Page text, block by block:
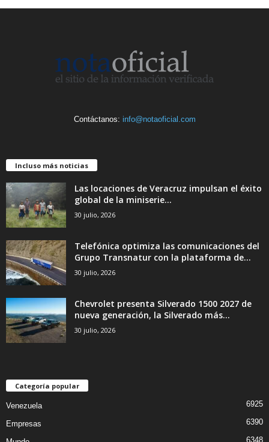
Contáctanos: info@notaoficial.com
Incluso más noticias
Las locaciones de Veracruz impulsan el éxito
global de la miniserie...
30 julio, 2026
Telefónica optimiza las comunicaciones del
Grupo Transnatur con la plataforma de...
30 julio, 2026
Chevrolet presenta Silverado 1500 2027 de
nueva generación, la Silverado más...
30 julio, 2026
Categoría popular
Venezuela 6925
Empresas 6390
6348